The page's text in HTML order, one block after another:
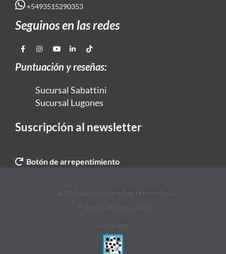
+5493515290353
Seguinos en las redes
Puntuación y reseñas:
Sucursal Sabattini
Sucursal Lugones
Suscripción al newsletter
Botón de arrepentimiento